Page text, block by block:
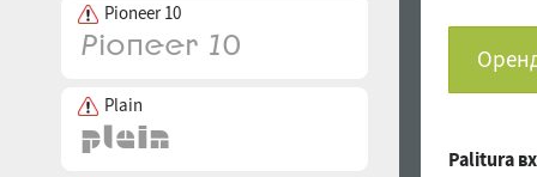
Pioneer 10
Plain
Palitura